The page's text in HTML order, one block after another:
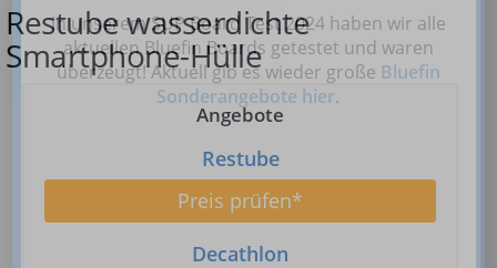
Restube wasserdichte
Smartphone-Hülle
Angebote
Restube
Preis prüfen*
Decathlon
In unserem SUP Board Test 2024 haben wir alle
aktuellen Bluefin Boards getestet und waren
überzeugt! Aktuell gib es wieder große Bluefin
Sonderangebote hier.